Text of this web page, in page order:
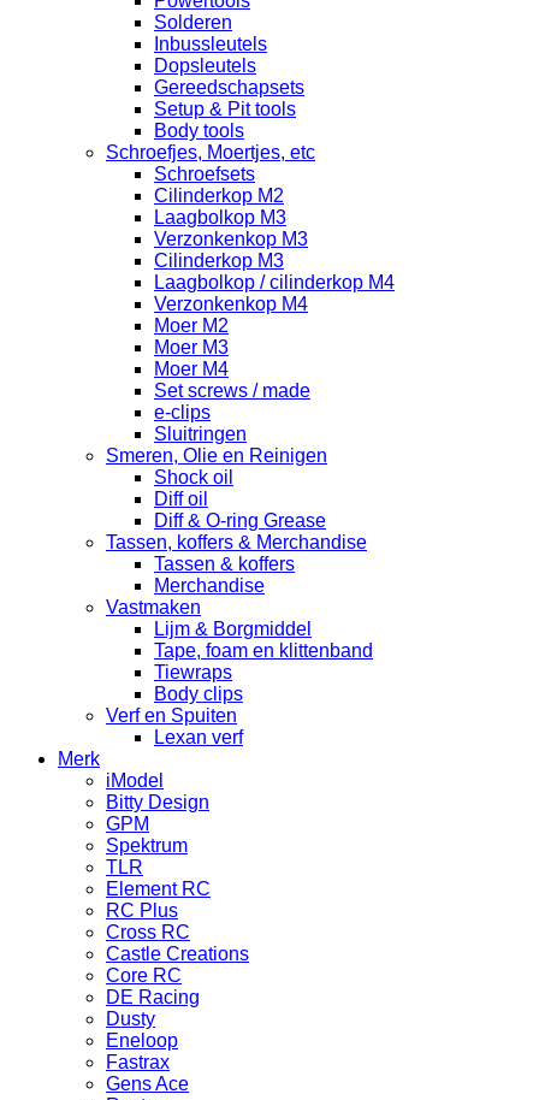
Solderen
Inbussleutels
Dopsleutels
Gereedschapsets
Setup & Pit tools
Body tools
Schroefjes, Moertjes, etc
Schroefsets
Cilinderkop M2
Laagbolkop M3
Verzonkenkop M3
Cilinderkop M3
Laagbolkop / cilinderkop M4
Verzonkenkop M4
Moer M2
Moer M3
Moer M4
Set screws / made
e-clips
Sluitringen
Smeren, Olie en Reinigen
Shock oil
Diff oil
Diff & O-ring Grease
Tassen, koffers & Merchandise
Tassen & koffers
Merchandise
Vastmaken
Lijm & Borgmiddel
Tape, foam en klittenband
Tiewraps
Body clips
Verf en Spuiten
Lexan verf
Merk
iModel
Bitty Design
GPM
Spektrum
TLR
Element RC
RC Plus
Cross RC
Castle Creations
Core RC
DE Racing
Dusty
Eneloop
Fastrax
Gens Ace